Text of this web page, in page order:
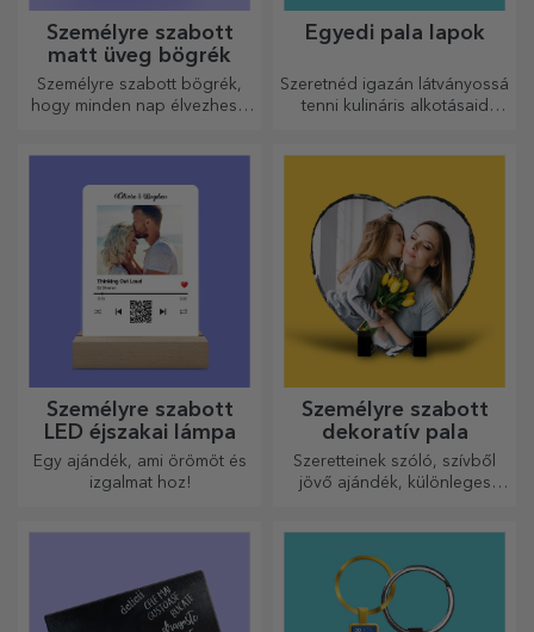
Személyre szabott
matt üveg bögrék
Személyre szabott bögrék,
hogy minden nap élvezhesd
Egyedi pala lapok
Szeretnéd igazán látványossá
tenni kulináris alkotásaid
Személyre szabott
LED éjszakai lámpa
Egy ajándék, ami örömöt és
izgalmat hoz!
Személyre szabott
dekoratív pala
Szeretteinek szóló, szívből
jövő ajándék, különleges